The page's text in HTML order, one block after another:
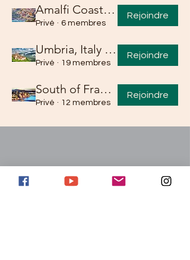
Amalfi Coast Retreat
Privé · 6 membres
Rejoindre
Umbria, Italy Retreat
Privé · 19 membres
Rejoindre
South of France Retreat
Privé · 12 membres
Rejoindre
Abonnez-vous et suivez pour des